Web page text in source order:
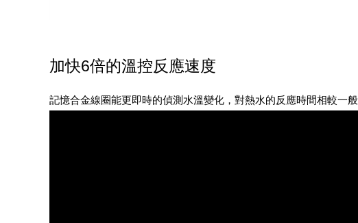
加快6倍的溫控反應速度
記憶合金線圈能更即時的偵測水溫變化，對熱水的反應時間相較一